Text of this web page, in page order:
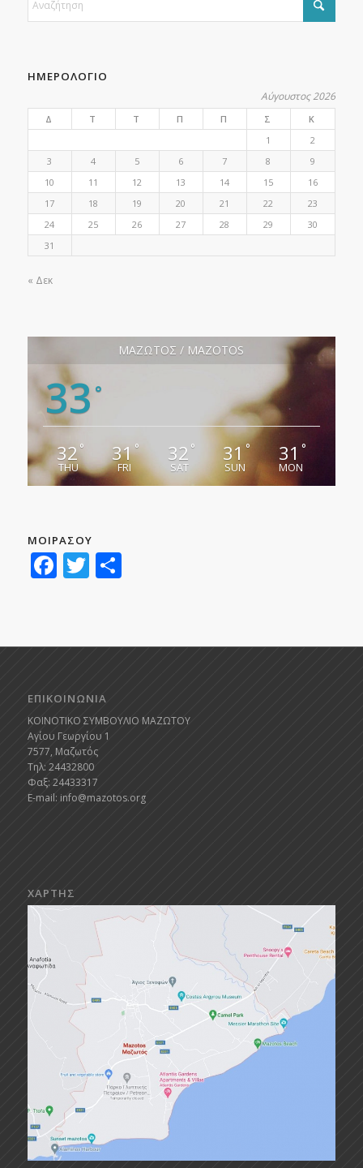
ΗΜΕΡΟΛΟΓΙΟ
Αύγουστος 2026
Δ Τ Τ Π Π Σ
Κ
1
2
3
4 5 6 7 8
9
10
11 12 13 14 15
16
17
18 19 20 21 22
23
24
25 26 27 28 29
30
31
« Δεκ
ΜΑΖΩΤΟΣ / MAZOTOS
33 °
32°
THU
31°
FRI
32 °
SAT
31 °
SUN
31 °
MON
ΜΟΙΡΑΣΟΥ
Facebook
Twitter
Μοιραστείτε
ΕΠΙΚΟΙΝΩΝΙΑ
ΚΟΙΝΟΤΙΚΟ ΣΥΜΒΟΥΛΙΟ ΜΑΖΩΤΟΥ
Αγίου Γεωργίου 1
7577, Μαζωτός
Τηλ: 24432800
Φαξ: 24433317
E-mail: info@mazotos.org
ΧΑΡΤΗΣ